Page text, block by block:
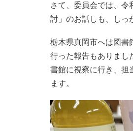
さて、委員会では、令
討」のお話しも、しっ
栃木県真岡市へは図書
行った報告もありまし
書館に視察に行き、担
ます。